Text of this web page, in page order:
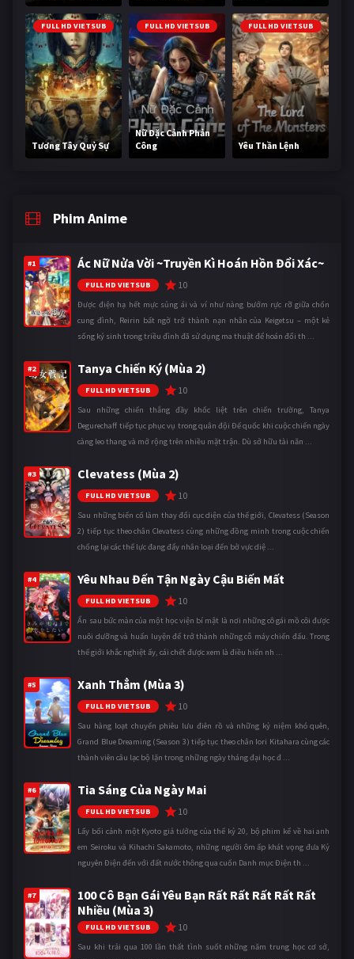
FULL HD VIETSUB
Tương Tây Quỷ Sự
FULL HD VIETSUB
Nữ Đặc Cảnh Phản
Công
FULL HD VIETSUB
Yêu Thần Lệnh
Phim Anime
#1 Ác Nữ Nửa Vời ~Truyền Kì Hoán Hồn Đổi Xác~
FULL HD VIETSUB 10
Được điện hạ hết mực sủng ái và ví như nàng bướm rực rỡ giữa chốn
cung đình, Reirin bất ngờ trở thành nạn nhân của Keigetsu – một kẻ
sống ký sinh trong triều đình đã sử dụng ma thuật để hoán đổi th ...
#2 Tanya Chiến Ký (Mùa 2)
FULL HD VIETSUB 10
Sau những chiến thắng đầy khốc liệt trên chiến trường, Tanya
Degurechaff tiếp tục phục vụ trong quân đội Đế quốc khi cuộc chiến ngày
càng leo thang và mở rộng trên nhiều mặt trận. Dù sở hữu tài năn ...
#3 Clevatess (Mùa 2)
FULL HD VIETSUB 10
Sau những biến cố làm thay đổi cục diện của thế giới, Clevatess (Season
2) tiếp tục theo chân Clevatess cùng những đồng minh trong cuộc chiến
chống lại các thế lực đang đẩy nhân loại đến bờ vực diệ ...
#4 Yêu Nhau Đến Tận Ngày Cậu Biến Mất
FULL HD VIETSUB 10
Ẩn sau bức màn của một học viện bí mật là nơi những cô gái mồ côi được
nuôi dưỡng và huấn luyện để trở thành những cỗ máy chiến đấu. Trong
thế giới khắc nghiệt ấy, cái chết được xem là điều hiển nh ...
#5 Xanh Thẳm (Mùa 3)
FULL HD VIETSUB 10
Sau hàng loạt chuyến phiêu lưu điên rồ và những kỷ niệm khó quên,
Grand Blue Dreaming (Season 3) tiếp tục theo chân Iori Kitahara cùng các
thành viên câu lạc bộ lặn trong những ngày tháng đại học đ ...
#6 Tia Sáng Của Ngày Mai
FULL HD VIETSUB 10
Lấy bối cảnh một Kyoto giả tưởng của thế kỷ 20, bộ phim kể về hai anh
em Seiroku và Kihachi Sakamoto, những người ôm ấp khát vọng đưa Kỷ
nguyên Điện đến với đất nước thông qua cuốn Danh mục Điện th ...
#7
100 Cô Bạn Gái Yêu Bạn Rất Rất Rất Rất Rất
Nhiều (Mùa 3)
FULL HD VIETSUB 10
Sau khi trải qua 100 lần thất tình suốt những năm trung học cơ sở,